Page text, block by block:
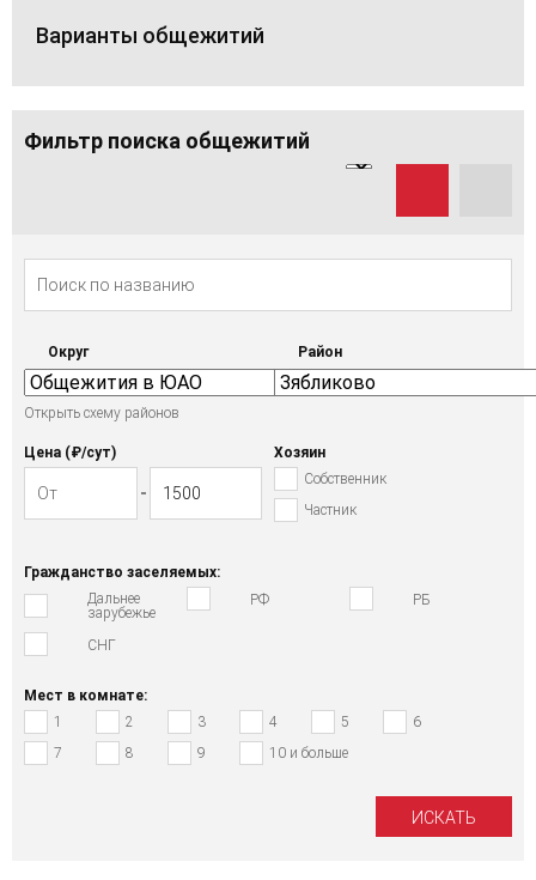
Варианты общежитий
Фильтр поиска общежитий
Округ
Открыть схему районов
Район
Цена (₽/cут)
Хозяин
Собственник
Частник
Гражданство заселяемых:
Дальнее
зарубежье
РФ РБ
СНГ
Мест в комнате:
1
2 3 4 5
6
7
8 9 10 и больше